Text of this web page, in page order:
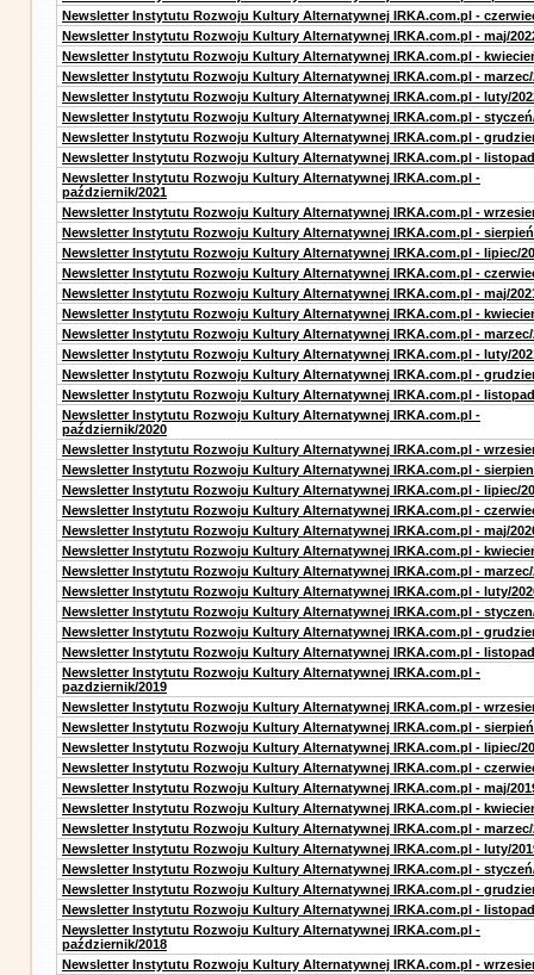
Newsletter Instytutu Rozwoju Kultury Alternatywnej IRKA.com.pl -
Newsletter Instytutu Rozwoju Kultury Alternatywnej IRKA.com.pl - maj/
Newsletter Instytutu Rozwoju Kultury Alternatywnej IRKA.com.pl -
Newsletter Instytutu Rozwoju Kultury Alternatywnej IRKA.com.pl - marzec/
Newsletter Instytutu Rozwoju Kultury Alternatywnej IRKA.com.pl - luty/
Newsletter Instytutu Rozwoju Kultury Alternatywnej IRKA.com.pl -
Newsletter Instytutu Rozwoju Kultury Alternatywnej IRKA.com.pl -
Newsletter Instytutu Rozwoju Kultury Alternatywnej IRKA.com.pl -
Newsletter Instytutu Rozwoju Kultury Alternatywnej IRKA.com.pl -
październik/2021
Newsletter Instytutu Rozwoju Kultury Alternatywnej IRKA.com.pl -
Newsletter Instytutu Rozwoju Kultury Alternatywnej IRKA.com.pl -
Newsletter Instytutu Rozwoju Kultury Alternatywnej IRKA.com.pl - lipiec/
Newsletter Instytutu Rozwoju Kultury Alternatywnej IRKA.com.pl -
Newsletter Instytutu Rozwoju Kultury Alternatywnej IRKA.com.pl - maj/
Newsletter Instytutu Rozwoju Kultury Alternatywnej IRKA.com.pl -
Newsletter Instytutu Rozwoju Kultury Alternatywnej IRKA.com.pl - marzec/
Newsletter Instytutu Rozwoju Kultury Alternatywnej IRKA.com.pl - luty/
Newsletter Instytutu Rozwoju Kultury Alternatywnej IRKA.com.pl -
Newsletter Instytutu Rozwoju Kultury Alternatywnej IRKA.com.pl -
Newsletter Instytutu Rozwoju Kultury Alternatywnej IRKA.com.pl -
październik/2020
Newsletter Instytutu Rozwoju Kultury Alternatywnej IRKA.com.pl -
Newsletter Instytutu Rozwoju Kultury Alternatywnej IRKA.com.pl -
Newsletter Instytutu Rozwoju Kultury Alternatywnej IRKA.com.pl - lipiec/
Newsletter Instytutu Rozwoju Kultury Alternatywnej IRKA.com.pl -
Newsletter Instytutu Rozwoju Kultury Alternatywnej IRKA.com.pl - maj/
Newsletter Instytutu Rozwoju Kultury Alternatywnej IRKA.com.pl -
Newsletter Instytutu Rozwoju Kultury Alternatywnej IRKA.com.pl - marzec/
Newsletter Instytutu Rozwoju Kultury Alternatywnej IRKA.com.pl - luty/
Newsletter Instytutu Rozwoju Kultury Alternatywnej IRKA.com.pl -
Newsletter Instytutu Rozwoju Kultury Alternatywnej IRKA.com.pl -
Newsletter Instytutu Rozwoju Kultury Alternatywnej IRKA.com.pl -
Newsletter Instytutu Rozwoju Kultury Alternatywnej IRKA.com.pl -
pazdziernik/2019
Newsletter Instytutu Rozwoju Kultury Alternatywnej IRKA.com.pl -
Newsletter Instytutu Rozwoju Kultury Alternatywnej IRKA.com.pl -
Newsletter Instytutu Rozwoju Kultury Alternatywnej IRKA.com.pl - lipiec/
Newsletter Instytutu Rozwoju Kultury Alternatywnej IRKA.com.pl -
Newsletter Instytutu Rozwoju Kultury Alternatywnej IRKA.com.pl - maj/
Newsletter Instytutu Rozwoju Kultury Alternatywnej IRKA.com.pl -
Newsletter Instytutu Rozwoju Kultury Alternatywnej IRKA.com.pl - marzec/
Newsletter Instytutu Rozwoju Kultury Alternatywnej IRKA.com.pl - luty/
Newsletter Instytutu Rozwoju Kultury Alternatywnej IRKA.com.pl -
Newsletter Instytutu Rozwoju Kultury Alternatywnej IRKA.com.pl -
Newsletter Instytutu Rozwoju Kultury Alternatywnej IRKA.com.pl -
Newsletter Instytutu Rozwoju Kultury Alternatywnej IRKA.com.pl -
październik/2018
Newsletter Instytutu Rozwoju Kultury Alternatywnej IRKA.com.pl -